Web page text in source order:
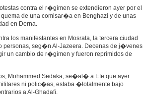
contra el r�gimen se extendieron ayer por el
de una comisar�a en Benghazi y de unas
en Derna.
los manifestantes en Mosrata, la tercera ciudad
personas, seg�n Al-Jazeera. Decenas de j�venes
un cambio de r�gimen y fueron reprimidos de
Mohammed Sedaka, se�al� a Efe que ayer
ni polic�as, estaba �totalmente bajo
a Al-Ghadafi.